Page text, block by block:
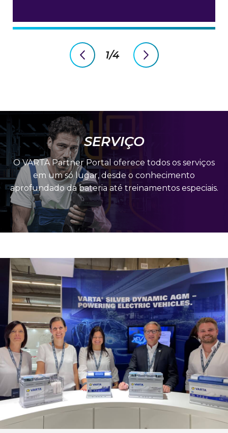
previous
slide
1/4
next
slide
SERVIÇO
O VARTA Partner Portal oferece todos os serviços
em um só lugar, desde o conhecimento
aprofundado da bateria até treinamentos especiais.